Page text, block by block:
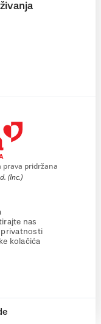
prava pridržana
(Inc.)
nas
kolačića